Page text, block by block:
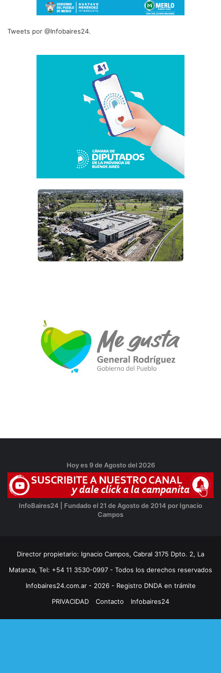
Tweets por @Infobaires24.
Hoy es 9 de Agosto del 2026
InfoBaires24 | Fundado el 21 de Agosto de 2014 por Ignacio
Campos
Director propietario: Ignacio Campos, Cabral 3175 Dpto. 2, La
Matanza, Tel: +54 11 3530-0997 - Todos los derechos reservados
Infobaires24.com.ar - 2026 - Registro DNDA en trámite
PRIVACIDAD
Contacto Infobaires24